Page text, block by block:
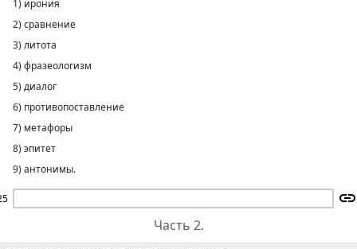
1) ирония
2) сравнение
3) литота
4) фразеологизм
5) диалог
6) противопоставление
7) метафоры
8) эпитет
9) антонимы.
Часть 2.